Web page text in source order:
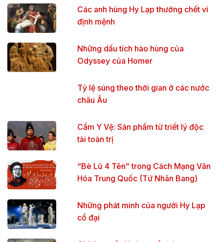
Các anh hùng Hy Lạp thường chết vì
định mệnh
Những dấu tích hào hùng của
Odyssey của Homer
Tỷ lệ súng theo thời gian ở các nước
châu Âu
Cẩm Y Vệ: Sản phẩm từ triết lý độc
tài toàn trị
“Bè Lũ 4 Tên” trong Cách Mạng Văn
Hóa Trung Quốc (Tứ Nhân Bang)
Những phát minh của người Hy Lạp
cổ đại